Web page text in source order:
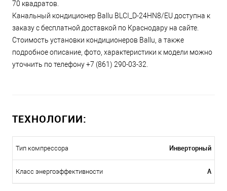
70 квадратов.
Канальный кондиционер Ballu BLCI_D-24HN8/EU доступна к
заказу с бесплатной доставкой по Краснодару на сайте.
Стоимость установки кондиционеров Ballu, а также
подробное описание, фото, характеристики к модели можно
уточнить по телефону +7 (861) 290-03-32.
ТЕХНОЛОГИИ:
Тип компрессора Инверторный
Класс энергоэффективности A